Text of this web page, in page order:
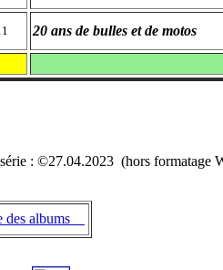
20 ans de bulles et de motos
: ©27.04.2023 (hors formatage
des albums